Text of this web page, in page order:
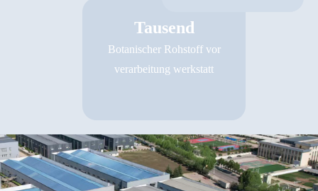
Tausend
Botanischer Rohstoff vor
verarbeitung werkstatt